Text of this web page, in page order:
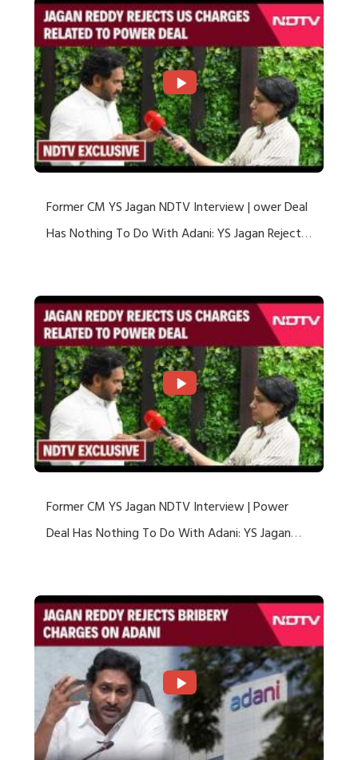
Former CM YS Jagan NDTV Interview | ower Deal
Has Nothing To Do With Adani: YS Jagan Rejects
Former CM YS Jagan NDTV Interview | Power
Deal Has Nothing To Do With Adani: YS Jagan